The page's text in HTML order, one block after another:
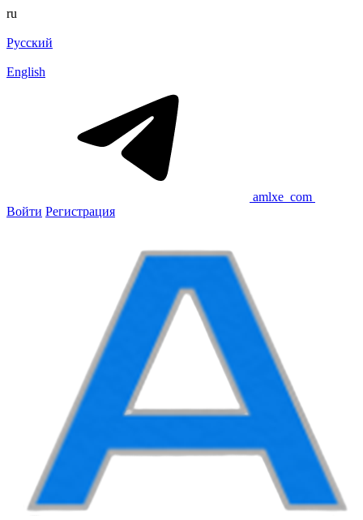
ru
Русский
English
amlxe_com
Войти Регистрация